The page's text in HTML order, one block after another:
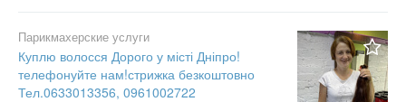
Парикмахерские услуги
Куплю волосся Дорого у місті Дніпро!
телефонуйте нам!стрижка безкоштовно
Тел.0633013356, 0961002722